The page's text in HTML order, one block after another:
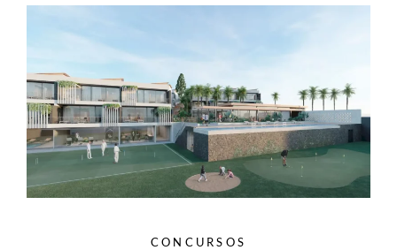
CONCURSOS